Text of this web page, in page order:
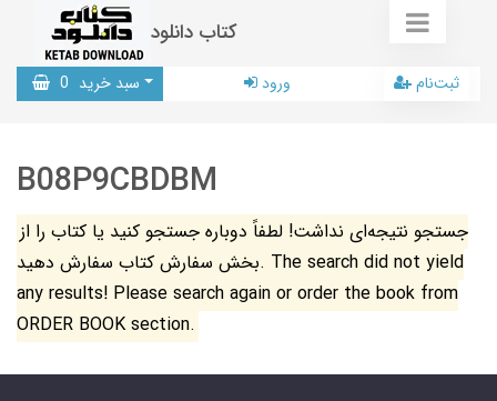
کتاب دانلود
سبد خرید 0 ورود ثبت‌نام
B08P9CBDBM
جستجو نتیجه‌ای نداشت! لطفاً دوباره جستجو کنید یا کتاب را از
بخش سفارش کتاب سفارش دهید. The search did not yield
any results! Please search again or order the book from
ORDER BOOK section.